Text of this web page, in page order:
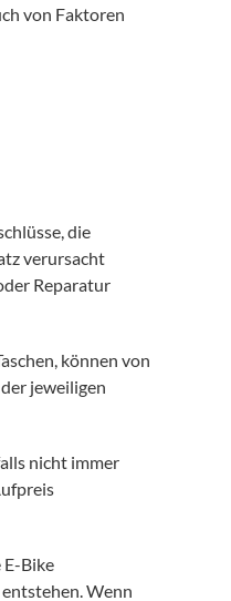
von Faktoren
die
verursacht
Reparatur
können von
jeweiligen
nicht immer
Bike
Wenn